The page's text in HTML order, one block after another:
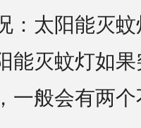
：太阳能灭
能灭蚊灯如
一般会有两